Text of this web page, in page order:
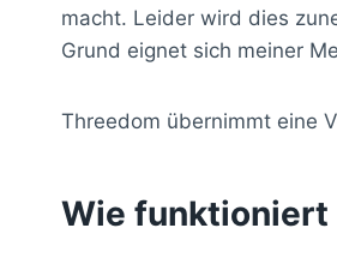
macht. Leider wird dies
Grund eignet sich meiner
Threedom übernimmt eine
Wie funktioniert